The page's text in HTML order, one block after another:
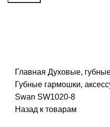
Главная Духовые,
Губные гармошки,
Swan SW1020-8
Назад к товарам